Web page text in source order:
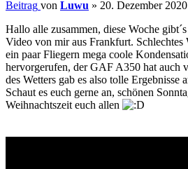
Beitrag von Luwu » 20. Dezember
Hallo alle zusammen, diese Woche
Video von mir aus Frankfurt. Schlechtes
ein paar Fliegern mega coole
hervorgerufen, der GAF A350 hat auch
des Wetters gab es also tolle Ergebnisse
Schaut es euch gerne an, schönen
Weihnachtszeit euch allen